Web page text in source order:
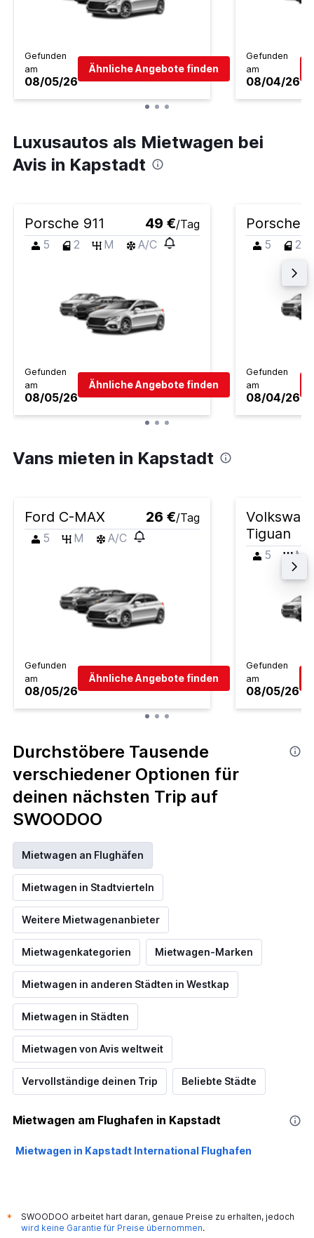
Gefunden
am
08/05/26
Ähnliche Angebote finden
Gefunden
am
08/04/26
Luxusautos als Mietwagen bei
Avis in Kapstadt
Porsche 911 49 €/Tag
5
2 M A/C
Gefunden
am
08/05/26
Ähnliche Angebote finden
Porsche
5 2
Gefunden
am
08/04/26
Vans mieten in Kapstadt
Ford C-MAX 26 €/Tag
5
M A/C
Gefunden
am
08/05/26
Ähnliche Angebote finden
Tiguan
5 M
Gefunden
am
08/05/26
Durchstöbere Tausende
verschiedener Optionen für
deinen nächsten Trip auf
SWOODOO
Mietwagen an Flughäfen
Mietwagen in Stadtvierteln
Weitere Mietwagenanbieter
Mietwagenkategorien Mietwagen-Marken
Mietwagen in anderen Städten in Westkap
Mietwagen in Städten
Mietwagen von Avis weltweit
Vervollständige deinen Trip Beliebte Städte
Mietwagen am Flughafen in Kapstadt
Mietwagen in Kapstadt International Flughafen
*
SWOODOO arbeitet hart daran, genaue Preise zu erhalten, jedoch
wird keine Garantie für Preise übernommen.